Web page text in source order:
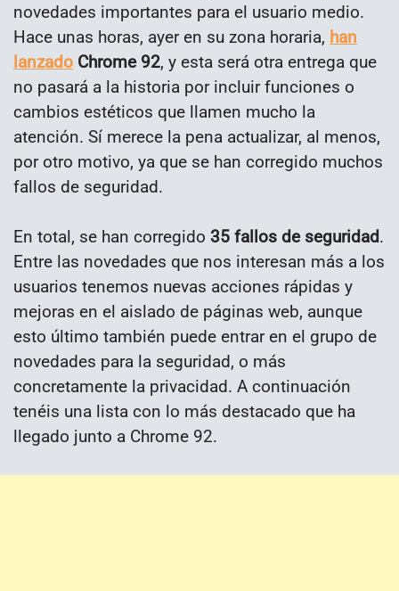
novedades importantes para el usuario medio.
Hace unas horas, ayer en su zona horaria, han
lanzado Chrome 92, y esta será otra entrega que
no pasará a la historia por incluir funciones o
cambios estéticos que llamen mucho la
atención. Sí merece la pena actualizar, al menos,
por otro motivo, ya que se han corregido muchos
fallos de seguridad.
En total, se han corregido 35 fallos de seguridad.
Entre las novedades que nos interesan más a los
usuarios tenemos nuevas acciones rápidas y
mejoras en el aislado de páginas web, aunque
esto último también puede entrar en el grupo de
novedades para la seguridad, o más
concretamente la privacidad. A continuación
tenéis una lista con lo más destacado que ha
llegado junto a Chrome 92.